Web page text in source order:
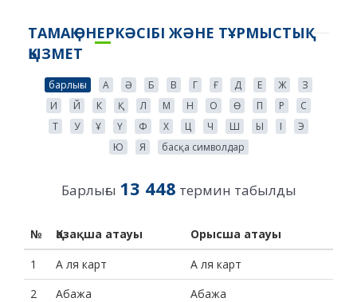
ТАМАҚ ӨНЕРКӘСІБІ ЖӘНЕ ТҰРМЫСТЫҚ
ҚЫЗМЕТ
барлығы А Ә Б В Г Ғ Д Е Ж
З
И
Й К Қ Л М Н О Ө П Р
С
Т
У Ұ Ү Ф Х Ц Ч Ш Ы І
Э
Ю
Я басқа символдар
Барлығы 13 448 термин табылды
№ Қазақша атауы
Орысша атауы
1
А ля карт
А ля карт
2
Абажа
Абажа